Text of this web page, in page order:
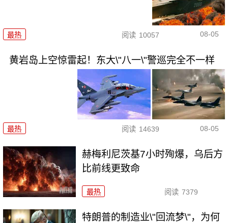
最热 阅读 10057 08-05
黄岩岛上空惊雷起！东大\"八一\"警巡完全不一样
最热 阅读 14639 08-05
赫梅利尼茨基7小时殉爆，乌后方
比前线更致命
最热 阅读 7379
特朗普的制造业\"回流梦\"，为何